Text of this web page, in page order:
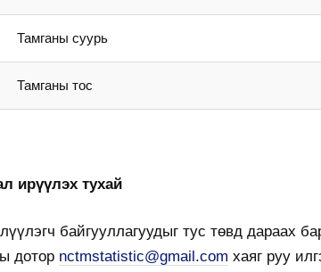
Тамганы суурь
Тамганы тос
ирүүлэх тухай
байгууллагуудыг тус төвд дараах
дотор nctmstatistic@gmail.com хаяг руу